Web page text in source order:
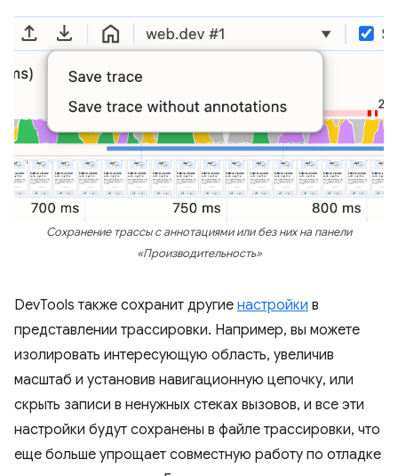
Сохранение трассы с аннотациями или без них на панели
«Производительность»
DevTools также сохранит другие настройки в
представлении трассировки. Например, вы можете
изолировать интересующую область, увеличив
масштаб и установив навигационную цепочку, или
скрыть записи в ненужных стеках вызовов, и все эти
настройки будут сохранены в файле трассировки, что
еще больше упрощает совместную работу по отладке